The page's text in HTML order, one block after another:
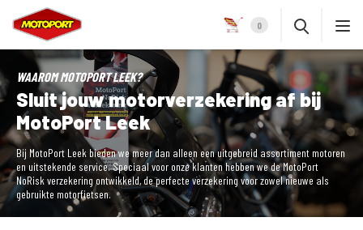
0
WAAROM MOTOPORT LEEK?
Sluit jouw motorverzekering af bij
MotoPort Leek
Bij MotoPort Leek bieden we meer dan alleen een uitgebreid assortiment motoren
en uitstekende service. Speciaal voor onze klanten hebben we de MotoPort
NoRisk verzekering ontwikkeld, de perfecte verzekering voor zowel nieuwe als
gebruikte motorfietsen.